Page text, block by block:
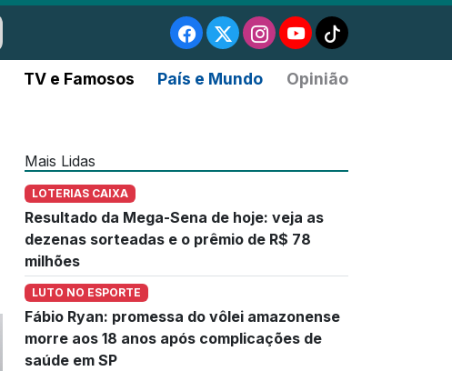
TV e Famosos País e Mundo Opinião
Mais Lidas
LOTERIAS CAIXA
Resultado da Mega-Sena de hoje: veja as
dezenas sorteadas e o prêmio de R$ 78
milhões
LUTO NO ESPORTE
Fábio Ryan: promessa do vôlei amazonense
morre aos 18 anos após complicações de
saúde em SP